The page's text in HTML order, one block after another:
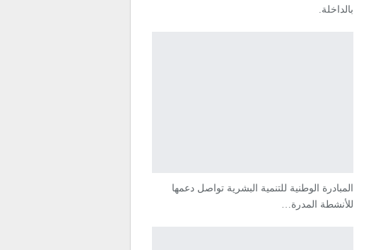
بالداخلة.
المبادرة الوطنية للتنمية البشرية تواصل دعمها
للأنشطة المدرة…